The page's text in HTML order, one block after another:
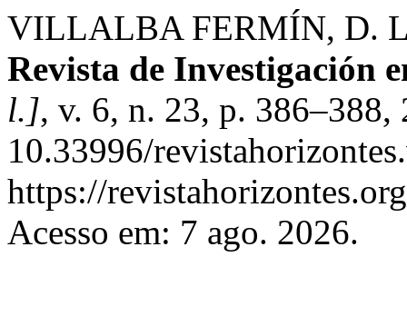
VILLALBA FERMÍN, D.
Revista de Investigación
l.], v. 6, n. 23, p.
10.33996/
https://
Acesso em: 7 ago. 2026.